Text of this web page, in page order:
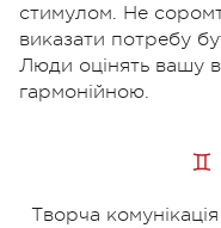
стимулом. Не
виказати потребу
Люди оцінять вашу
гармонійною.
Творча